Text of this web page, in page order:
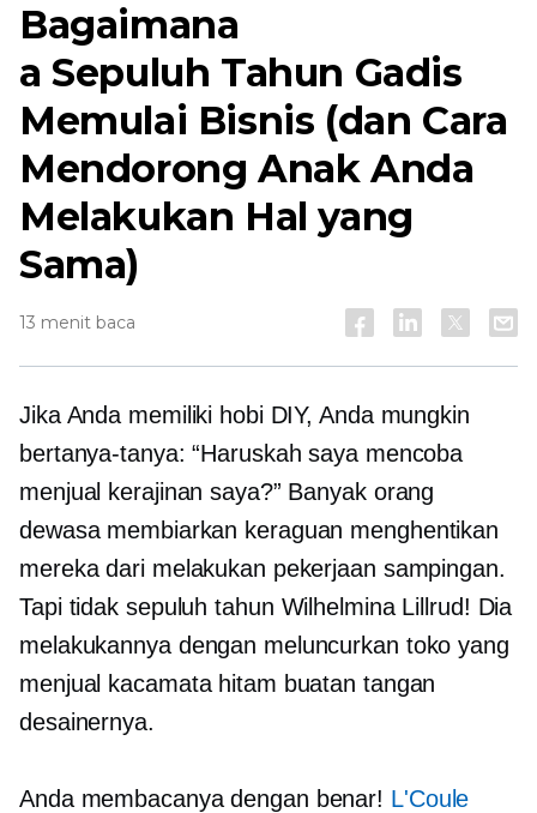
Bagaimana
aSepuluh Tahun Gadis
Memulai Bisnis (dan Cara
Mendorong Anak Anda
Melakukan Hal yang
Sama)
13 menit baca
Jika Anda memiliki hobi DIY, Anda mungkin
bertanya-tanya: “Haruskah saya mencoba
menjual kerajinan saya?” Banyak orang
dewasa membiarkan keraguan menghentikan
mereka dari melakukan pekerjaan sampingan.
Tapi tidak sepuluh tahun Wilhelmina Lillrud! Dia
melakukannya dengan meluncurkan toko yang
menjual kacamata hitam buatan tangan
desainernya.
Anda membacanya dengan benar! L'Coule